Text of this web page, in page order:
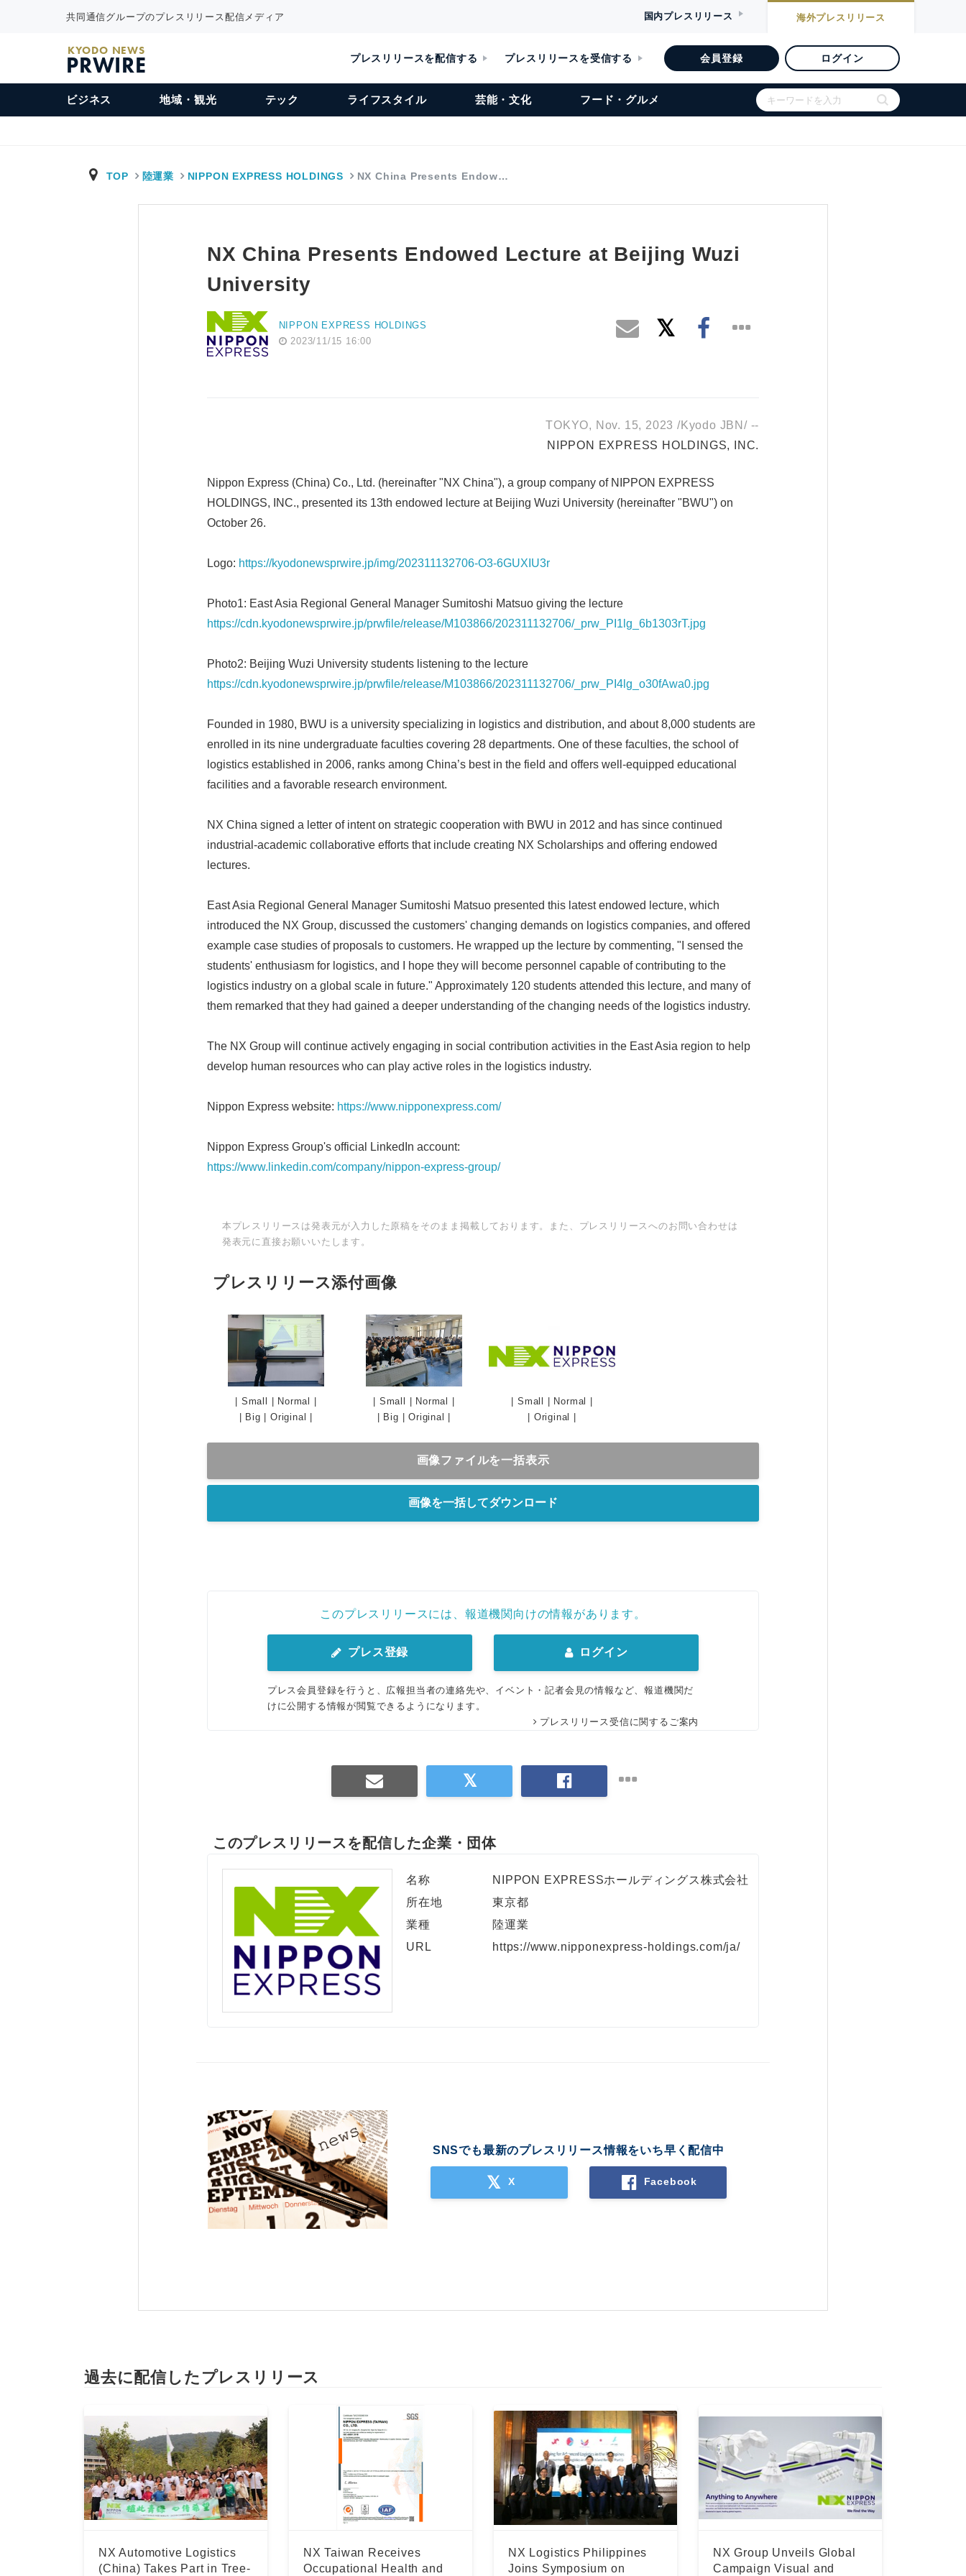
共同通信グループのプレスリリース配信メディア 国内プレスリリース 海外プレスリリース
KYODO NEWS
PRWIRE プレスリリースを配信する プレスリリースを受信する 会員登録 ログイン
ビジネス 地域・観光 テック ライフスタイル 芸能・文化 フード・グルメ
TOP 陸運業 NIPPON EXPRESS HOLDINGS NX China Presents Endow…
NX China Presents Endowed Lecture at Beijing Wuzi
University
NIPPON EXPRESS HOLDINGS
2023/11/15 16:00
TOKYO, Nov. 15, 2023 /Kyodo JBN/ --
NIPPON EXPRESS HOLDINGS, INC.
Nippon Express (China) Co., Ltd. (hereinafter "NX China"), a group company of NIPPON EXPRESS
HOLDINGS, INC., presented its 13th endowed lecture at Beijing Wuzi University (hereinafter "BWU") on
October 26.
Logo: https://kyodonewsprwire.jp/img/202311132706-O3-6GUXIU3r
Photo1: East Asia Regional General Manager Sumitoshi Matsuo giving the lecture
https://cdn.kyodonewsprwire.jp/prwfile/release/M103866/202311132706/_prw_PI1lg_6b1303rT.jpg
Photo2: Beijing Wuzi University students listening to the lecture
https://cdn.kyodonewsprwire.jp/prwfile/release/M103866/202311132706/_prw_PI4lg_o30fAwa0.jpg
Founded in 1980, BWU is a university specializing in logistics and distribution, and about 8,000 students are
enrolled in its nine undergraduate faculties covering 28 departments. One of these faculties, the school of
logistics established in 2006, ranks among China’s best in the field and offers well-equipped educational
facilities and a favorable research environment.
NX China signed a letter of intent on strategic cooperation with BWU in 2012 and has since continued
industrial-academic collaborative efforts that include creating NX Scholarships and offering endowed
lectures.
East Asia Regional General Manager Sumitoshi Matsuo presented this latest endowed lecture, which
introduced the NX Group, discussed the customers' changing demands on logistics companies, and offered
example case studies of proposals to customers. He wrapped up the lecture by commenting, "I sensed the
students' enthusiasm for logistics, and I hope they will become personnel capable of contributing to the
logistics industry on a global scale in future." Approximately 120 students attended this lecture, and many of
them remarked that they had gained a deeper understanding of the changing needs of the logistics industry.
The NX Group will continue actively engaging in social contribution activities in the East Asia region to help
develop human resources who can play active roles in the logistics industry.
Nippon Express website: https://www.nipponexpress.com/
Nippon Express Group's official LinkedIn account:
https://www.linkedin.com/company/nippon-express-group/
本プレスリリースは発表元が入力した原稿をそのまま掲載しております。また、プレスリリースへのお問い合わせは
発表元に直接お願いいたします。
プレスリリース添付画像
| Small | Normal |
| Big |Original |
| Small | Normal |
| Big |Original |
| Small | Normal |
| Original |
画像ファイルを一括表示
画像を一括してダウンロード
このプレスリリースには、報道機関向けの情報があります。
プレス登録 ログイン
プレス会員登録を行うと、広報担当者の連絡先や、イベント・記者会見の情報など、報道機関だ
けに公開する情報が閲覧できるようになります。
プレスリリース受信に関するご案内
このプレスリリースを配信した企業・団体
名称
NIPPON EXPRESSホールディングス株式会社
所在地
東京都
業種
陸運業
URL
https://www.nipponexpress-holdings.com/ja/
SNSでも最新のプレスリリース情報をいち早く配信中
X Facebook
過去に配信したプレスリリース
NX Automotive Logistics
(China) Takes Part in Tree-
NX Taiwan Receives
Occupational Health and
NX Logistics Philippines
Joins Symposium on
NX Group Unveils Global
Campaign Visual and
English